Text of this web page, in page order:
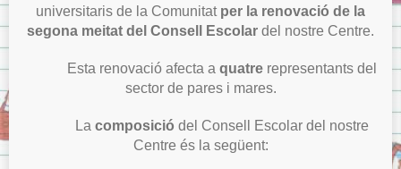
universitaris de la Comunitat per la renovació de la
segona meitat del Consell Escolar del nostre Centre.
Esta renovació afecta a quatre representants del
sector de pares i mares.
La composició del Consell Escolar del nostre
Centre és la següent: